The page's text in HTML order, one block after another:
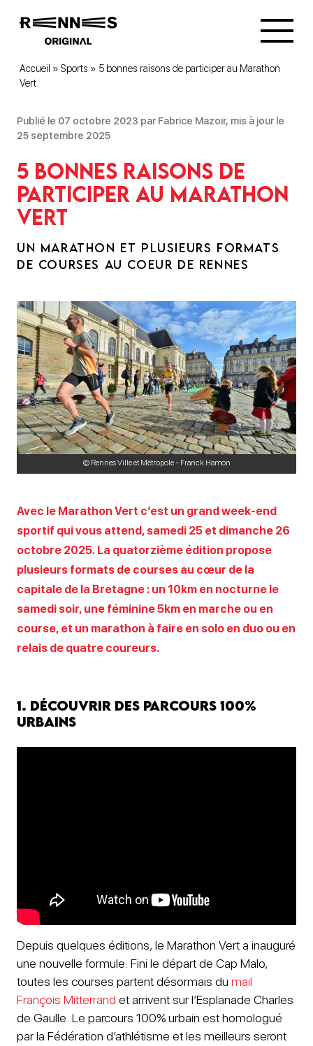
Accueil » Sports » 5 bonnes raisons de participer au Marathon
Vert
Publié le 07 octobre 2023 par Fabrice Mazoir, mis à jour le
25 septembre 2025
5 bonnes raisons de
participer au Marathon
Vert
UN MARATHON ET PLUSIEURS FORMATS
DE COURSES AU COEUR DE RENNES
© Rennes Ville et Métropole - Franck Hamon
Avec le Marathon Vert c’est un grand week-end
sportif qui vous attend, samedi 25 et dimanche 26
octobre 2025. La quatorzième édition propose
plusieurs formats de courses au cœur de la
capitale de la Bretagne : un 10km en nocturne le
samedi soir, une féminine 5km en marche ou en
course, et un marathon à faire en solo en duo ou en
relais de quatre coureurs.
1. Découvrir des parcours 100%
urbains
Depuis quelques éditions, le Marathon Vert a inauguré
une nouvelle formule. Fini le départ de Cap Malo,
toutes les courses partent désormais du mail
François Mitterrand et arrivent sur l’Esplanade Charles
de Gaulle. Le parcours 100% urbain est homologué
par la Fédération d’athlétisme et les meilleurs seront